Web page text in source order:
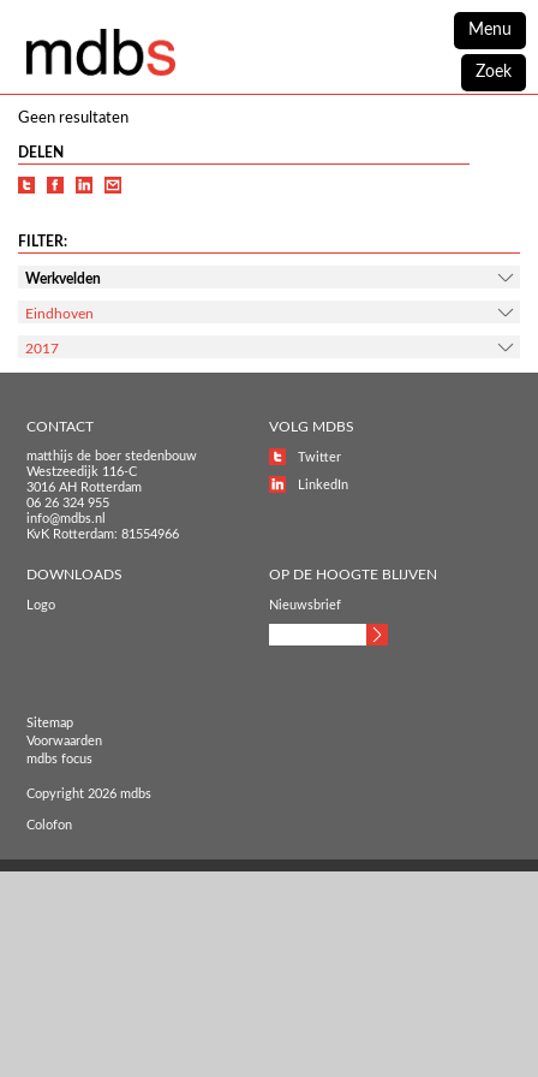
Menu
Zoek
Geen resultaten
DELEN
FILTER:
Werkvelden
Eindhoven
2017
CONTACT
matthijs de boer stedenbouw
Westzeedijk 116-C
3016 AH Rotterdam
06 26 324 955
info@mdbs.nl
KvK Rotterdam: 81554966
VOLG MDBS
Twitter
LinkedIn
DOWNLOADS
Logo
OP DE HOOGTE BLIJVEN
Nieuwsbrief
Sitemap
Voorwaarden
mdbs focus
Copyright 2026 mdbs
Colofon